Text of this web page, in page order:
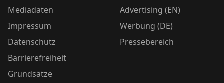
Mediadaten
Impressum
Datenschutz
Barrierefreiheit
Grundsätze
Advertising (EN)
Werbung (DE)
Pressebereich